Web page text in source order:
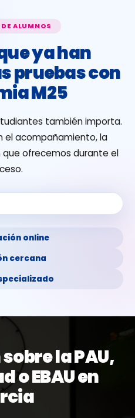
ALUMNOS
ya han
pruebas con
M25
también importa.
el acompañamiento, la
ofrecemos durante el
online
cercana
la PAU,
o EBAU en